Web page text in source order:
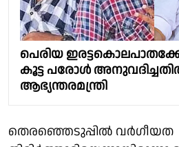
പെരിയ
കൂട്ട പരോൾ അനുവദിച്ചതിൽ
ആഭ്യന്തരമന്ത്രി
തെരഞ്ഞെടുപ്പിൽ വർഗീയത